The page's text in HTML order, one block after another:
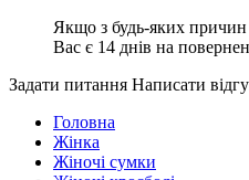
Якщо з будь-яких
Вас є 14 днів на
Задати питання Написати
Головна
Жінка
Жіночі сумки